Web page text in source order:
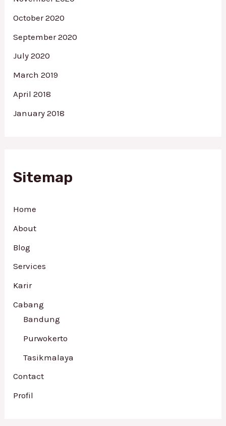
October 2020
September 2020
July 2020
March 2019
April 2018
January 2018
Sitemap
Home
About
Blog
Services
Karir
Cabang
Bandung
Purwokerto
Tasikmalaya
Contact
Profil